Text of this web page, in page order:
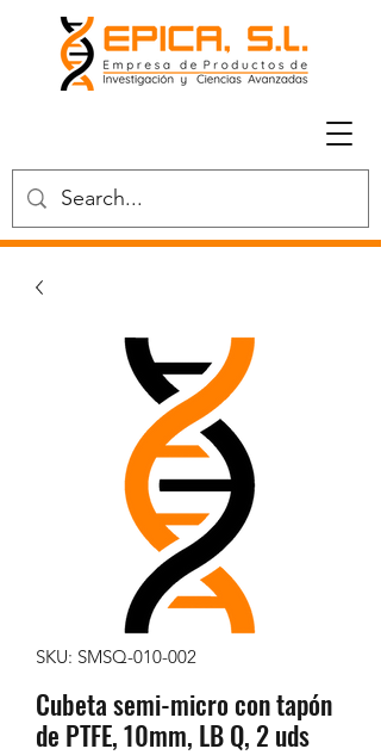
SKU: SMSQ-010-002
Cubeta semi-micro con tapón
de PTFE, 10mm, LB Q, 2 uds